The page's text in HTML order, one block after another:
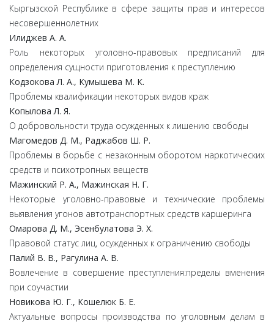
Кыргызской Республике в сфере защиты прав и интересов
несовершеннолетних
Илиджев А. А.
Роль некоторых уголовно-правовых предписаний для
определения сущности приготовления к преступлению
Кодзокова Л. А., Кумышева М. К.
Проблемы квалификации некоторых видов краж
Копылова Л. Я.
О добровольности труда осужденных к лишению свободы
Магомедов Д. М., Раджабов Ш. Р.
Проблемы в борьбе с незаконным оборотом наркотических
средств и психотропных веществ
Мажинский Р. А., Мажинская Н. Г.
Некоторые уголовно-правовые и технические проблемы
выявления угонов автотранспортных средств каршеринга
Омарова Д. М., Эсенбулатова Э. Х.
Правовой статус лиц, осужденных к ограничению свободы
Палий В. В., Рагулина А. В.
Вовлечение в совершение преступления:пределы вменения
при соучастии
Новикова Ю. Г., Кошелюк Б. Е.
Актуальные вопросы производства по уголовным делам в